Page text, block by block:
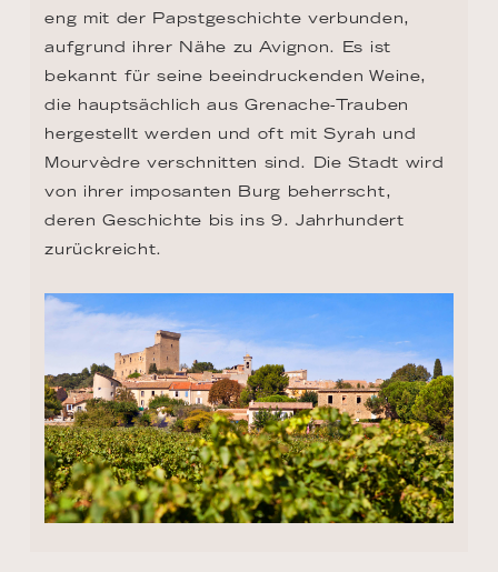
eng mit der Papstgeschichte verbunden,
aufgrund ihrer Nähe zu Avignon. Es ist
bekannt für seine beeindruckenden Weine,
die hauptsächlich aus Grenache-Trauben
hergestellt werden und oft mit Syrah und
Mourvèdre verschnitten sind. Die Stadt wird
von ihrer imposanten Burg beherrscht,
deren Geschichte bis ins 9. Jahrhundert
zurückreicht.